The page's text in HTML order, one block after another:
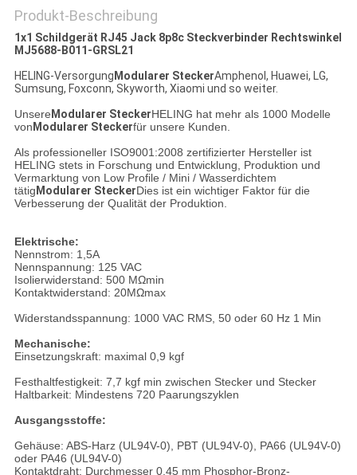
Produkt-Beschreibung
1x1 Schildgerät RJ45 Jack 8p8c Steckverbinder Rechtswinkel
MJ5688-B011-GRSL21
HELING-Versorgung Modularer SteckerAmphenol, Huawei, LG,
Sumsung, Foxconn, Skyworth, Xiaomi und so weiter.
Unsere Modularer SteckerHELING hat mehr als 1000 Modelle
von Modularer Steckerfür unsere Kunden.
Als professioneller ISO9001:2008 zertifizierter Hersteller ist
HELING stets in Forschung und Entwicklung, Produktion und
Vermarktung von Low Profile / Mini / Wasserdichtem
tätig Modularer SteckerDies ist ein wichtiger Faktor für die
Verbesserung der Qualität der Produktion.
Elektrische:
Nennstrom: 1,5A
Nennspannung: 125 VAC
Isolierwiderstand: 500 MΩmin
Kontaktwiderstand: 20MΩmax
Widerstandsspannung: 1000 VAC RMS, 50 oder 60 Hz 1 Min
Mechanische:
Einsetzungskraft: maximal 0,9 kgf
Festhaltfestigkeit: 7,7 kgf min zwischen Stecker und Stecker
Haltbarkeit: Mindestens 720 Paarungszyklen
Ausgangsstoffe:
Gehäuse: ABS-Harz (UL94V-0), PBT (UL94V-0), PA66 (UL94V-0)
oder PA46 (UL94V-0)
Kontaktdraht: Durchmesser 0,45 mm Phosphor-Bronz-